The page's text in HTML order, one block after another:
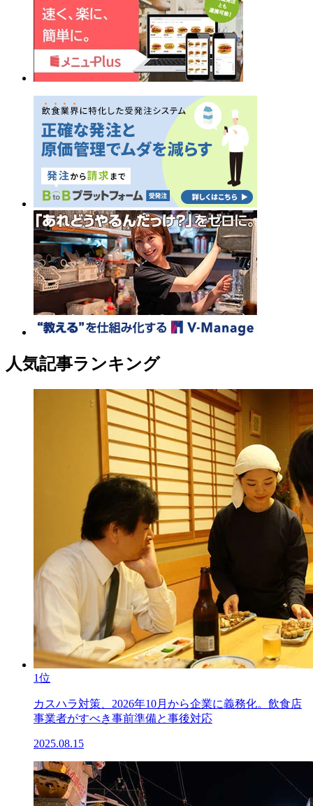
人気記事ランキング
1位
カスハラ対策、2026年10月から企業に義務化。飲食店
事業者がすべき事前準備と事後対応
2025.08.15